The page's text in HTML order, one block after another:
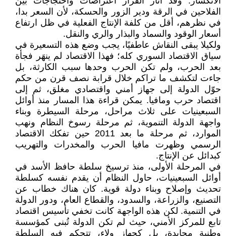
الفلاحين في الرقة ودير الزور والحسكة، لأن السعر بدا،
في نظرهم، أقل من كلفة الإنتاج الفعلية في ظل ارتفاع
أسعار الوقود والسماد والبذار والري والنقل.
ولكيلا يبقى النقاش عاطفيًا، يجب وضع هذه التسعيرة في
سياق الاقتصاد السوري كله؛ فهذا الاقتصاد لم ينهَر فجأة
بعد الحرب، ولم تكن الحرب وحدها سبب الكارثة، بل
جاءت لتكشف ما تراكم خلال قرابة نصف قرن من حكم
حوّل الدولة إلى جهاز أمني واقتصادي مغلق، ثم إلى
اقتصاد حرب ومافيا. يمكن قراءة هذا المسار منذ أوائل
السبعينيات على ثلاث مراحل، مرحلة السيطرة وبناء
واجهة الدولة التنموية، ثم مرحلة رسوخ النظام ونهب
الموارد، ثم مرحلة ما بعد 2011 حين تفكك الاقتصاد
الرسمي وظهرت مافيا الحرب والمخدرات والتهريب
كبدائل عن الإنتاج.
في المرحلة الأولى، منذ ترسيخ سلطة حافظ الأسد في
أوائل السبعينيات، حاول النظام أن يقدم نفسه كسلطة
تحديث وإصلاح وبناء دولة قوية. كان هناك خطاب عن
التصنيع، والزراعة، والسدود، والقطاع العام، ودور الدولة
في التنمية. لكن هذه الواجهة كانت تخفي تأسيس اقتصاد
تابع للمركز الأمني، حيث لم تكن الدولة تُبنى كمؤسسة
وطنية محايدة، بل كجهاز ولاء، تتحكم فيه السلطة